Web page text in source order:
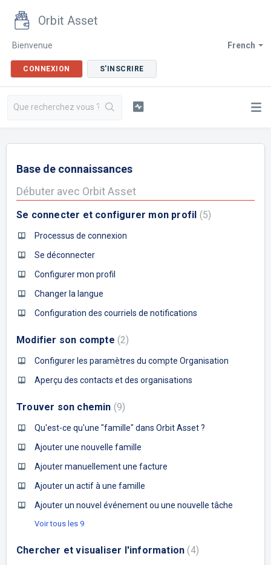
Orbit Asset
French
Bienvenue
CONNEXION S'INSCRIRE
Base de connaissances
Débuter avec Orbit Asset
Se connecter et configurer mon profil 5
Processus de connexion
Se déconnecter
Configurer mon profil
Changer la langue
Configuration des courriels de notifications
Modifier son compte 2
Configurer les paramètres du compte Organisation
Aperçu des contacts et des organisations
Trouver son chemin 9
Qu'est-ce qu'une "famille" dans Orbit Asset ?
Ajouter une nouvelle famille
Ajouter manuellement une facture
Ajouter un actif à une famille
Ajouter un nouvel événement ou une nouvelle tâche
Voir tous les 9
Chercher et visualiser l'information 4